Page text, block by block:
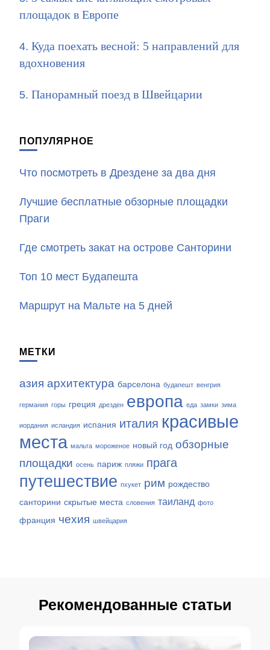
площадок в Европе
Куда поехать весной: 5 направлений для
вдохновения
Панорамный поезд в Швейцарии
ПОПУЛЯРНОЕ
Что посмотреть в Дрездене за два дня
Лучшие бесплатные обзорные площадки
Праги
Где смотреть закат на острове Санторини
Топ 10 мест Будапешта
Маршрут на Мальте на 5 дней
МЕТКИ
азия архитектура барселона будапешт венгрия
германия горы греция дрезден европа еда замки зима
иордания исландия испания италия красивые
места мальта мороженое новый год обзорные
площадки осень париж пляжи прага
путешествие пхукет рим рождество
санторини скрытые места словения таиланд фото
франция чехия швейцария
Рекомендованные статьи